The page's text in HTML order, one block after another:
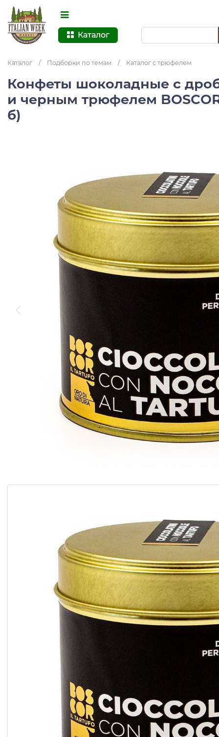
Каталог
Каталог / Подборки по темам / Каталог с трюфелем
Конфеты шоколадные с
и черным трюфелем
б)